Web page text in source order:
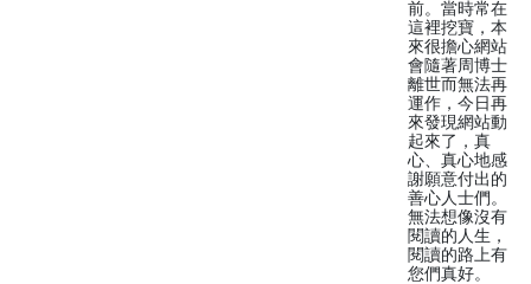
前。當時常在
這裡挖寶，本
來很擔心網站
會隨著周博士
離世而無法再
運作，今日再
來發現網站動
起來了，真
心、真心地感
謝願意付出的
善心人士們。
無法想像沒有
閱讀的人生，
閱讀的路上有
您們真好。